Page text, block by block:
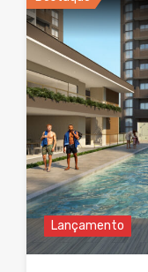
Lançamento